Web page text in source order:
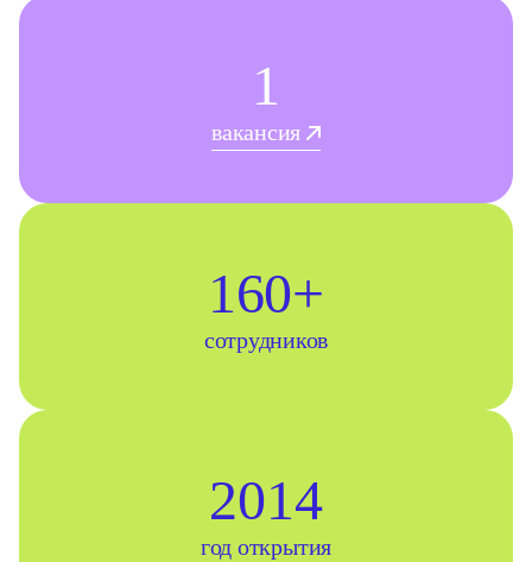
1
вакансия
160+
сотрудников
2014
год открытия